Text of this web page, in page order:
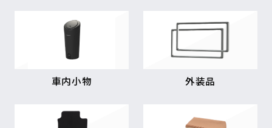
車内小物 外装品